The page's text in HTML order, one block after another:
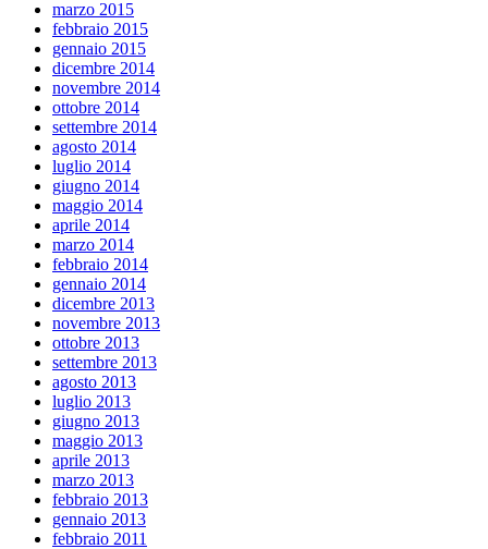
marzo 2015
febbraio 2015
gennaio 2015
dicembre 2014
novembre 2014
ottobre 2014
settembre 2014
agosto 2014
luglio 2014
giugno 2014
maggio 2014
aprile 2014
marzo 2014
febbraio 2014
gennaio 2014
dicembre 2013
novembre 2013
ottobre 2013
settembre 2013
agosto 2013
luglio 2013
giugno 2013
maggio 2013
aprile 2013
marzo 2013
febbraio 2013
gennaio 2013
febbraio 2011